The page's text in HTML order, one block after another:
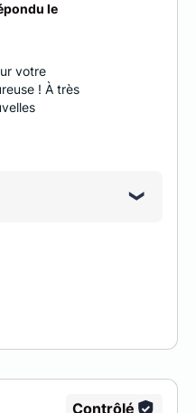
le
votre
! À très
Contrôlé